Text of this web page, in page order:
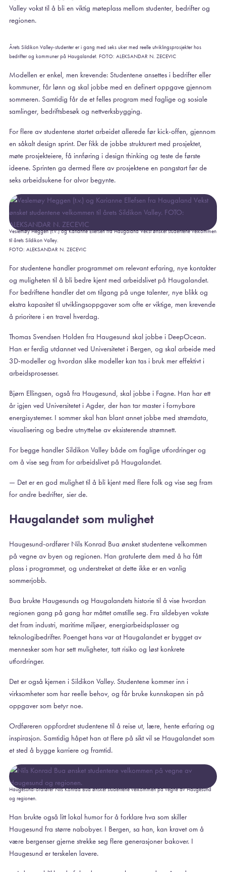
Valley vokst til å bli en viktig møteplass mellom studenter, bedrifter og
regionen.
Årets Sildikon Valley-studenter er i gang med seks uker med reelle utviklingsprosjekter hos
bedrifter og kommuner på Haugalandet. FOTO: ALEKSANDAR N. ZECEVIC
Modellen er enkel, men krevende: Studentene ansettes i bedrifter eller
kommuner, får lønn og skal jobbe med en definert oppgave gjennom
sommeren. Samtidig får de et felles program med faglige og sosiale
samlinger, bedriftsbesøk og nettverksbygging.
For flere av studentene startet arbeidet allerede før kick-offen, gjennom
en såkalt design sprint. Der fikk de jobbe strukturert med prosjektet,
møte prosjekteiere, få innføring i design thinking og teste de første
ideene. Sprinten ga dermed flere av prosjektene en pangstart før de
seks arbeidsukene for alvor begynte.
Veslemøy Heggen (t.v.) og Karianne Ellefsen fra Haugaland Vekst ønsket studentene velkommen
til årets Sildikon Valley.
FOTO: ALEKSANDAR N. ZECEVIC
For studentene handler programmet om relevant erfaring, nye kontakter
og muligheten til å bli bedre kjent med arbeidslivet på Haugalandet.
For bedriftene handler det om tilgang på unge talenter, nye blikk og
ekstra kapasitet til utviklingsoppgaver som ofte er viktige, men krevende
å prioritere i en travel hverdag.
Thomas Svendsen Holden fra Haugesund skal jobbe i DeepOcean.
Han er ferdig utdannet ved Universitetet i Bergen, og skal arbeide med
3D-modeller og hvordan slike modeller kan tas i bruk mer effektivt i
arbeidsprosesser.
Bjørn Ellingsen, også fra Haugesund, skal jobbe i Fagne. Han har ett
år igjen ved Universitetet i Agder, der han tar master i fornybare
energisystemer. I sommer skal han blant annet jobbe med strømdata,
visualisering og bedre utnyttelse av eksisterende strømnett.
For begge handler Sildikon Valley både om faglige utfordringer og
om å vise seg fram for arbeidslivet på Haugalandet.
— Det er en god mulighet til å bli kjent med flere folk og vise seg fram
for andre bedrifter, sier de.
Haugalandet som mulighet
Haugesund-ordfører Nils Konrad Bua ønsket studentene velkommen
på vegne av byen og regionen. Han gratulerte dem med å ha fått
plass i programmet, og understreket at dette ikke er en vanlig
sommerjobb.
Bua brukte Haugesunds og Haugalandets historie til å vise hvordan
regionen gang på gang har måttet omstille seg. Fra sildebyen vokste
det fram industri, maritime miljøer, energiarbeidsplasser og
teknologibedrifter. Poenget hans var at Haugalandet er bygget av
mennesker som har sett muligheter, tatt risiko og løst konkrete
utfordringer.
Det er også kjernen i Sildikon Valley. Studentene kommer inn i
virksomheter som har reelle behov, og får bruke kunnskapen sin på
oppgaver som betyr noe.
Ordføreren oppfordret studentene til å reise ut, lære, hente erfaring og
inspirasjon. Samtidig håpet han at flere på sikt vil se Haugalandet som
et sted å bygge karriere og framtid.
Haugesund-ordfører Nils Konrad Bua ønsket studentene velkommen på vegne av Haugesund
og regionen.
Han brukte også litt lokal humor for å forklare hva som skiller
Haugesund fra større nabobyer. I Bergen, sa han, kan kravet om å
være bergenser gjerne strekke seg flere generasjoner bakover. I
Haugesund er terskelen lavere.